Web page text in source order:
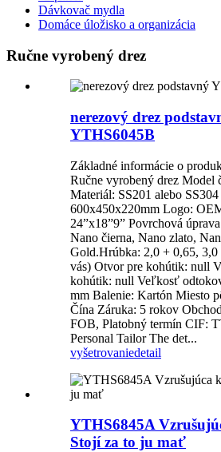
Dávkovač mydla
Domáce úložisko a organizácia
Ručne vyrobený drez
nerezový drez
YTHS6045B
Základné informácie o
Ručne vyrobený drez Model
Materiál: SS201 alebo
600x450x220mm Logo:
24”x18”9” Povrchová
Nano čierna, Nano zlato,
Gold.Hrúbka: 2,0 + 0,65,
vás) Otvor pre kohútik: null
kohútik: null Veľkosť
mm Balenie: Kartón Miesto
Čína Záruka: 5 rokov
FOB, Platobný termín CIF:
Personal Tailor The det...
vyšetrovaniedetail
YTHS6845A
Stojí za to ju mať